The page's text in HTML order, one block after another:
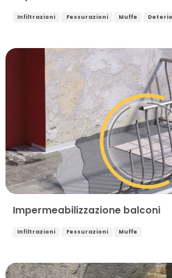
Infiltrazioni Fessurazioni Muffe
Impermeabilizzazione balconi
Infiltrazioni Fessurazioni Muffe